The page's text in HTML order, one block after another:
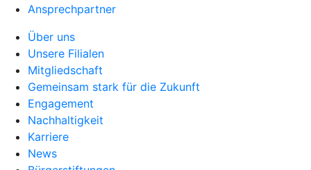
Ansprechpartner
Über uns
Unsere Filialen
Mitgliedschaft
Gemeinsam stark für die Zukunft
Engagement
Nachhaltigkeit
Karriere
News